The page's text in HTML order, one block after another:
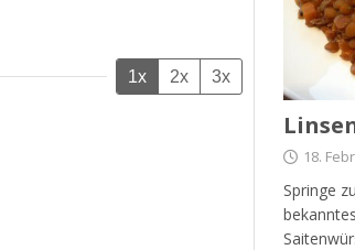
1x 2x 3x
18.
Springe